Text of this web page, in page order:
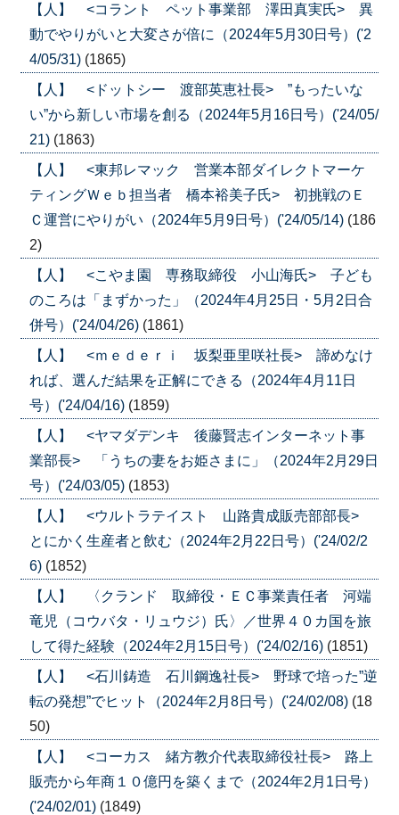
【人】 <コラント ペット事業部 澤田真実氏> 異
動でやりがいと大変さが倍に（2024年5月30日号）('2
4/05/31) (1865)
【人】 <ドットシー 渡部英恵社長> ”もったいな
い”から新しい市場を創る（2024年5月16日号）('24/05/
21) (1863)
【人】 <東邦レマック 営業本部ダイレクトマーケ
ティングＷｅｂ担当者 橋本裕美子氏> 初挑戦のＥ
Ｃ運営にやりがい（2024年5月9日号）('24/05/14) (186
2)
【人】 <こやま園 専務取締役 小山海氏> 子ども
のころは「まずかった」（2024年4月25日・5月2日合
併号）('24/04/26) (1861)
【人】 <ｍｅｄｅｒｉ 坂梨亜里咲社長> 諦めなけ
れば、選んだ結果を正解にできる（2024年4月11日
号）('24/04/16) (1859)
【人】 <ヤマダデンキ 後藤賢志インターネット事
業部長> 「うちの妻をお姫さまに」（2024年2月29日
号）('24/03/05) (1853)
【人】 <ウルトラテイスト 山路貴成販売部部長>
とにかく生産者と飲む（2024年2月22日号）('24/02/2
6) (1852)
【人】 〈クランド 取締役・ＥＣ事業責任者 河端
竜児（コウバタ・リュウジ）氏〉／世界４０カ国を旅
して得た経験（2024年2月15日号）('24/02/16) (1851)
【人】 <石川鋳造 石川鋼逸社長> 野球で培った”逆
転の発想”でヒット（2024年2月8日号）('24/02/08) (18
50)
【人】 <コーカス 緒方教介代表取締役社長> 路上
販売から年商１０億円を築くまで（2024年2月1日号）
('24/02/01) (1849)